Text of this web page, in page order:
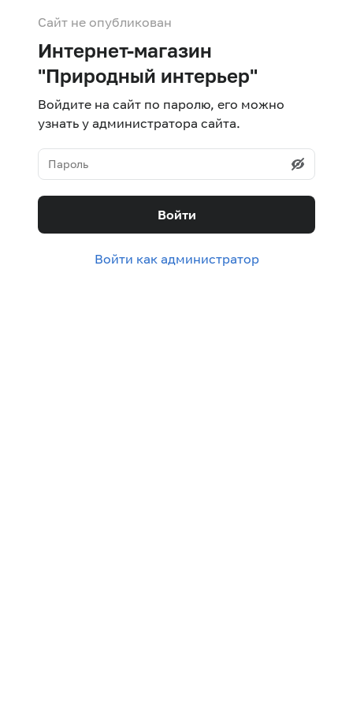
Сайт не опубликован
Интернет-магазин
"Природный интерьер"
Войдите на сайт по паролю, его можно
узнать у администратора сайта.
Войти
Войти как администратор